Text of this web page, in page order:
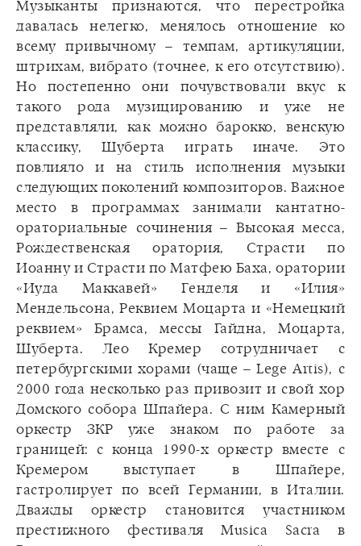
Музыканты признаются, что перестройка
давалась нелегко, менялось отношение ко
всему привычному – темпам, артикуляции,
штрихам, вибрато (точнее, к его отсутствию).
Но постепенно они почувствовали вкус к
такого рода музицированию и уже не
представляли, как можно барокко, венскую
классику, Шуберта играть иначе. Это
повлияло и на стиль исполнения музыки
следующих поколений композиторов. Важное
место в программах занимали кантатно-
ораториальные сочинения – Высокая месса,
Рождественская оратория, Страсти по
Иоанну и Страсти по Матфею Баха, оратории
«Иуда Маккавей» Генделя и «Илия»
Мендельсона, Реквием Моцарта и «Немецкий
реквием» Брамса, мессы Гайдна, Моцарта,
Шуберта. Лео Кремер сотрудничает с
петербургскими хорами (чаще – Lege Artis), с
2000 года несколько раз привозит и свой хор
Домского собора Шпайера. С ним Камерный
оркестр ЗКР уже знаком по работе за
границей: с конца 1990-х оркестр вместе с
Кремером выступает в Шпайере,
гастролирует по всей Германии, в Италии.
Дважды оркестр становится участником
престижного фестиваля Musica Sacra в